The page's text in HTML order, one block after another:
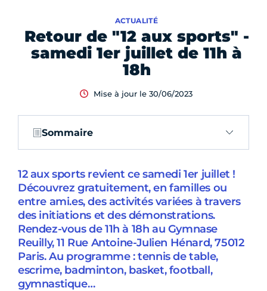
Retour de "12 aux sports" -
samedi 1er juillet de 11h à
18h
ACTUALITÉ
Mise à jour le 30/06/2023
Sommaire
12 aux sports revient ce samedi 1er juillet !
Découvrez gratuitement, en familles ou
entre ami.es, des activités variées à travers
des initiations et des démonstrations.
Rendez-vous de 11h à 18h au Gymnase
Reuilly, 11 Rue Antoine-Julien Hénard, 75012
Paris. Au programme : tennis de table,
escrime, badminton, basket, football,
gymnastique…